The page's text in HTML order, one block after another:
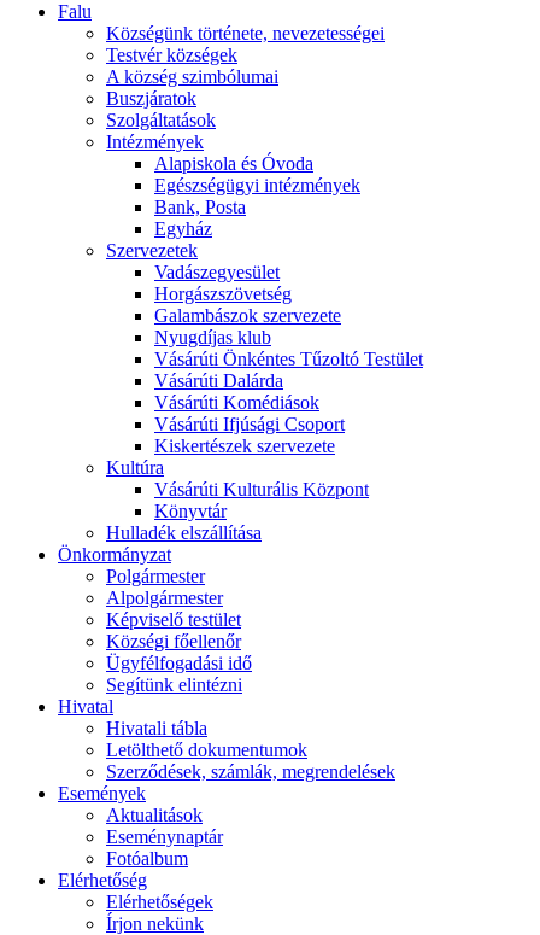
Falu
Községünk története, nevezetességei
Testvér községek
A község szimbólumai
Buszjáratok
Szolgáltatások
Intézmények
Alapiskola és Óvoda
Egészségügyi intézmények
Bank, Posta
Egyház
Szervezetek
Vadászegyesület
Horgászszövetség
Galambászok szervezete
Nyugdíjas klub
Vásárúti Önkéntes Tűzoltó Testület
Vásárúti Dalárda
Vásárúti Komédiások
Vásárúti Ifjúsági Csoport
Kiskertészek szervezete
Kultúra
Vásárúti Kulturális Központ
Könyvtár
Hulladék elszállítása
Önkormányzat
Polgármester
Alpolgármester
Képviselő testület
Községi főellenőr
Ügyfélfogadási idő
Segítünk elintézni
Hivatal
Hivatali tábla
Letölthető dokumentumok
Szerződések, számlák, megrendelések
Események
Aktualitások
Eseménynaptár
Fotóalbum
Elérhetőség
Elérhetőségek
Írjon nekünk